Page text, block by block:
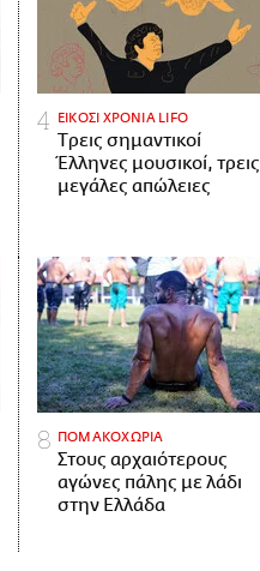
ΕΙΚΟΣΙ ΧΡΟΝΙΑ LIFO
Tρεις σημαντικοί
Έλληνες μουσικοί, τρεις
μεγάλες απώλειες
ΠΟΜΑΚΟΧΩΡΙΑ
Στους αρχαιότερους
αγώνες πάλης με λάδι
στην Ελλάδα